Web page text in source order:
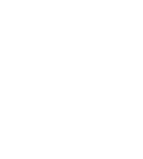
lugar, libere bots de
garantir ganhos e
ou negocie
para riquezas